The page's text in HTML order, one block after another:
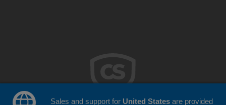
Sales and support for United Statesare provided